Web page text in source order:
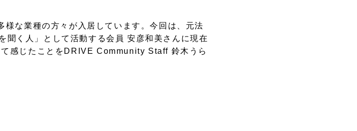
な業種の方々が入居しています。今回は、元法
聞く人」として活動する会員 安彦和美さんに現在
感じたことをDRIVE Community Staff 鈴木うら